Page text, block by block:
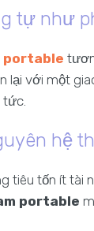
tự như
portable
lại với một
tức.
hệ
tiêu tốn ít tài
portable